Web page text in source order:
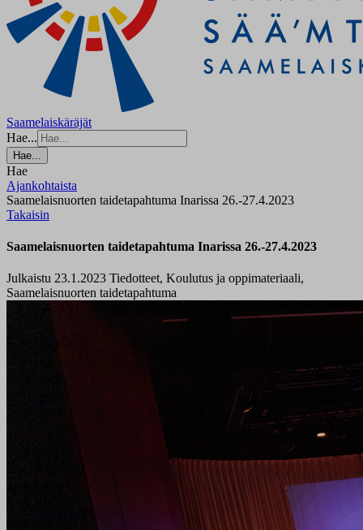
Saamelaiskäräjät
Hae...
Hae...
Hae
Ajankohtaista
Saamelaisnuorten taidetapahtuma Inarissa 26.-27.4.2023
Takaisin
Saamelaisnuorten taidetapahtuma Inarissa 26.-27.4.2023
Julkaistu 23.1.2023 Tiedotteet, Koulutus ja oppimateriaali,
Saamelaisnuorten taidetapahtuma